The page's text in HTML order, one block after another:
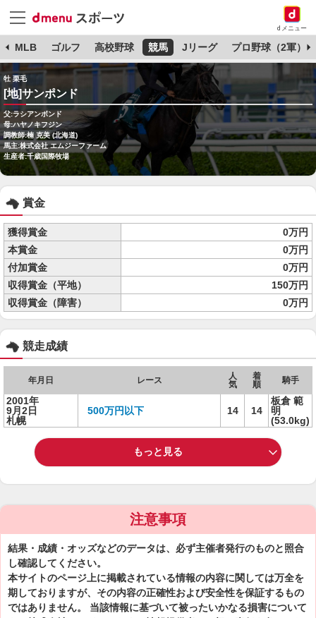
dメニュー
MLB ゴルフ 高校野球 競馬 Jリーグ プロ野球（2軍）
牡 栗毛
[地]サンポンド
父:ラシアンボンド
母:ハヤノキフジン
調教師:楠 克美 (北海道)
馬主:株式会社 エムジーファーム
生産者:千歳国際牧場
賞金
獲得賞金
0万円
本賞金
0万円
付加賞金
0万円
収得賞金（平地）
150万円
収得賞金（障害）
0万円
競走成績
年月日 レース
人
気
着
順
騎手
2001年
9月2日
札幌
500万円以下 14 14
板倉 範
明
(53.0kg)
もっと見る
注意事項
結果・成績・オッズなどのデータは、必ず主催者発行のものと照合
し確認してください。
本サイトのページ上に掲載されている情報の内容に関しては万全を
期しておりますが、その内容の正確性および安全性を保証するもの
ではありません。 当該情報に基づいて被ったいかなる損害について